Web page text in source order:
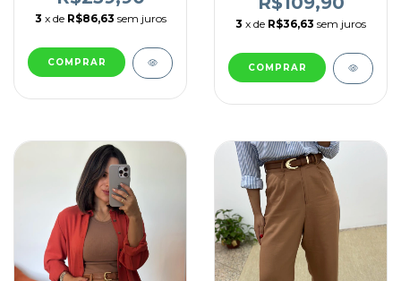
3 x de R$86,63 sem juros
COMPRAR
3 x de R$36,63 sem juros
COMPRAR